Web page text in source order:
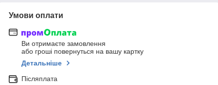
Умови оплати
Ви отримаєте замовлення
або гроші повернуться на вашу картку
Детальніше
Післяплата